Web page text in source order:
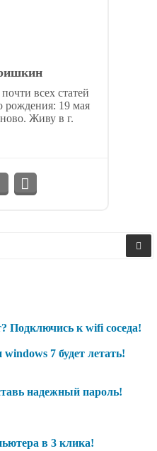
всех статей
рождения: 19 мая
Живу в г.
Подключись к wifi соседа!
7 будет летать!
надежный пароль!
в 3 клика!